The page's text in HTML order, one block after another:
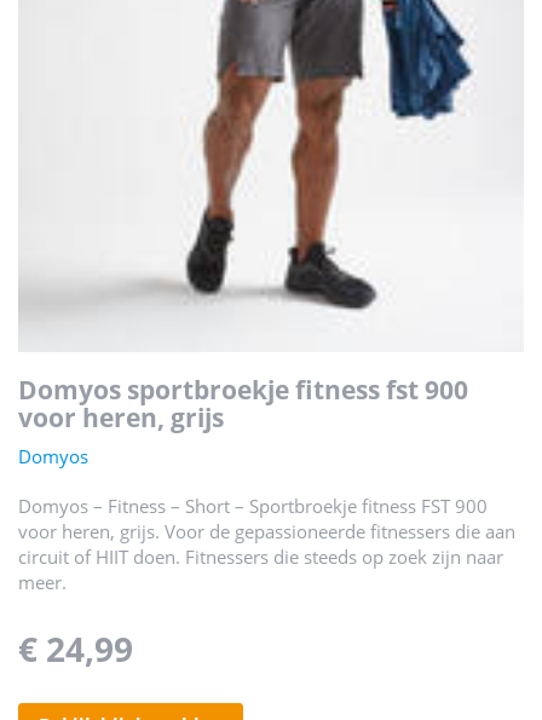
domyos sportbroekje fitness fst 900
voor heren, grijs
Domyos
Domyos – Fitness – Short – Sportbroekje fitness FST 900
voor heren, grijs. Voor de gepassioneerde fitnessers die aan
circuit of HIIT doen. Fitnessers die steeds op zoek zijn naar
meer.
€ 24,99